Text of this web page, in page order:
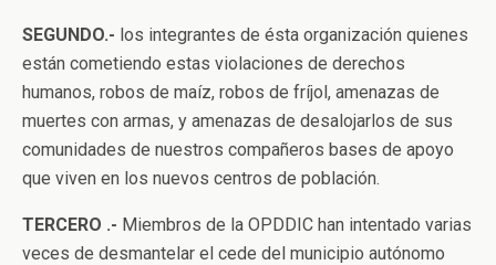
SEGUNDO.- los integrantes de ésta organización quienes
están cometiendo estas violaciones de derechos
humanos, robos de maíz, robos de fríjol, amenazas de
muertes con armas, y amenazas de desalojarlos de sus
comunidades de nuestros compañeros bases de apoyo
que viven en los nuevos centros de población.
TERCERO .- Miembros de la OPDDIC han intentado varias
veces de desmantelar el cede del municipio autónomo